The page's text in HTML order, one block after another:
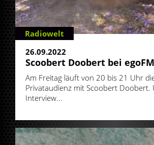
Radiowelt
26.09.2022
Scoobert Doobert bei egoFM
Am Freitag läuft von 20 bis 21 Uhr
Privataudienz mit Scoobert Doobert.
Interview...